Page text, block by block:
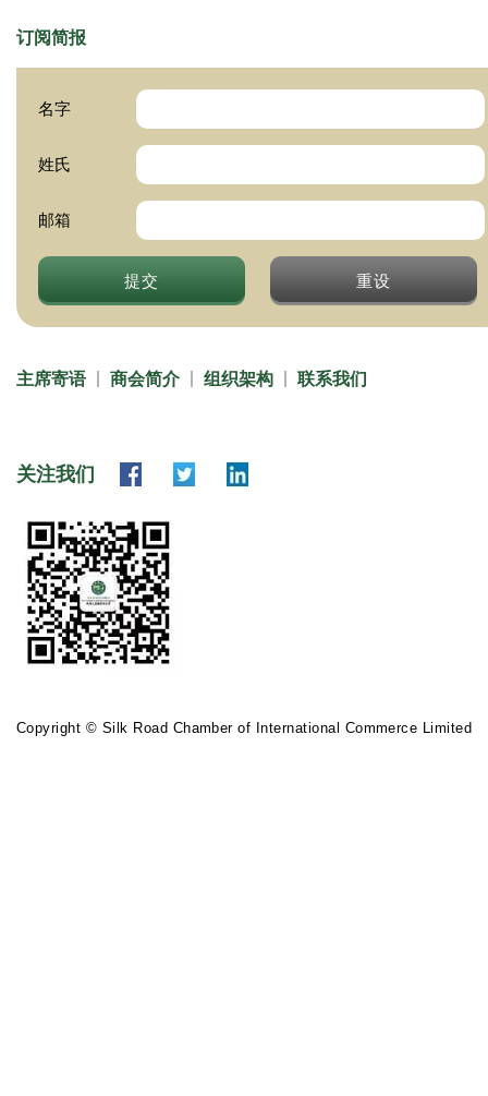
订阅简报
名字
姓氏
邮箱
提交 重设
主席寄语 商会简介 组织架构 联系我们
关注我们
Copyright © Silk Road Chamber of International Commerce Limited